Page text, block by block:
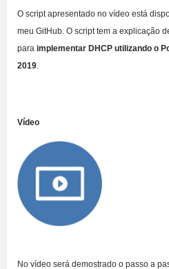
O script apresentado no vídeo está
meu GitHub. O script tem a explicação
para implementar DHCP utilizando o
2019.
Vídeo
No vídeo será demostrado o passo a